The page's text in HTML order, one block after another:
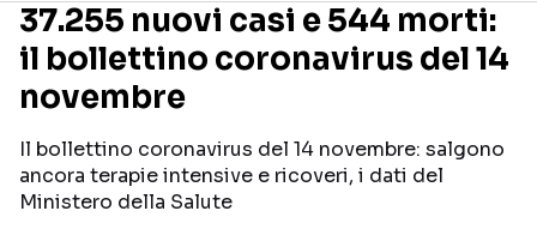
Seguici sui social
37.255 nuovi casi e 544 morti:
il bollettino coronavirus del 14
novembre
Il bollettino coronavirus del 14 novembre: salgono
ancora terapie intensive e ricoveri, i dati del
Ministero della Salute